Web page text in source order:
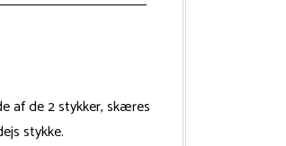
af de 2 stykker, skæres
stykke.